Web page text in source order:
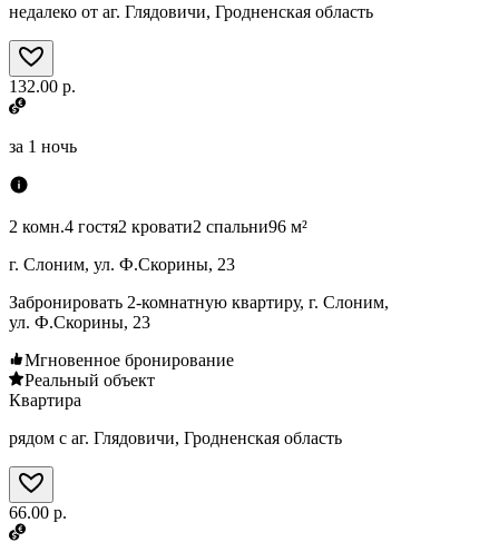
недалеко от аг. Глядовичи, Гродненская область
132.00 р.
за 1 ночь
2 комн.4 гостя2 кровати2 спальни96 м²
г. Слоним, ул. Ф.Скорины, 23
Забронировать 2-комнатную квартиру, г. Слоним,
ул. Ф.Скорины, 23
Мгновенное бронирование
Реальный объект
Квартира
рядом с аг. Глядовичи, Гродненская область
66.00 р.